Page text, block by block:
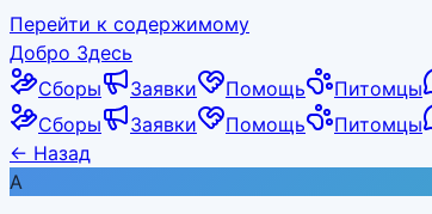
Перейти к содержимому
Добро Здесь
Сборы
Заявки Помощь Питомцы
Сборы
Заявки Помощь Питомцы
← Назад
А